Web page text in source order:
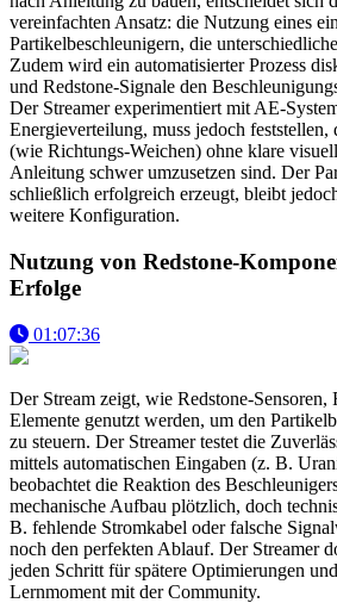
vereinfachten Ansatz: die Nutzung eines
Partikelbeschleunigern, die
Zudem wird ein automatisierter Prozess
und Redstone-Signale den
Der Streamer experimentiert mit AE-
Energieverteilung, muss jedoch feststellen,
(wie Richtungs-Weichen) ohne klare
Anleitung schwer umzusetzen sind. Der
schließlich erfolgreich erzeugt, bleibt
weitere Konfiguration.
Nutzung von Redstone-
Erfolge
01:07:36
Der Stream zeigt, wie Redstone-Sensoren,
Elemente genutzt werden, um den
zu steuern. Der Streamer testet die
mittels automatischen Eingaben (z. B.
beobachtet die Reaktion des
mechanische Aufbau plötzlich, doch
B. fehlende Stromkabel oder falsche
noch den perfekten Ablauf. Der Streamer
jeden Schritt für spätere Optimierungen
Lernmoment mit der Community.